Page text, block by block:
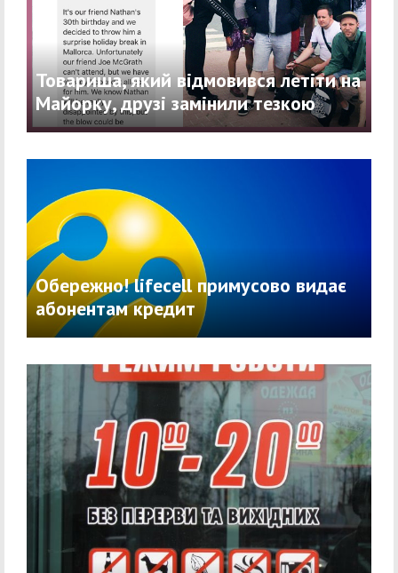
Товариша, який відмовився летіти на
Майорку, друзі замінили тезкою
Обережно! lifecell примусово видає
абонентам кредит